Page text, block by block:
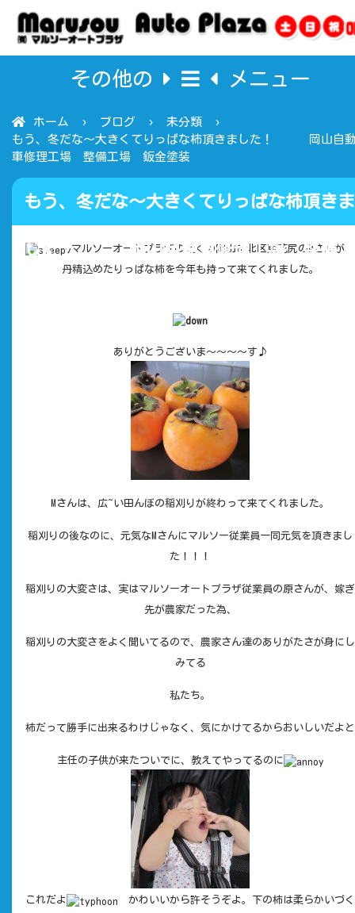
その他の メニュー
ホーム ブログ
未分類
もう、冬だな～大きくてりっぱな柿頂きました！ 岡山自
車修理工場 整備工場 鈑金塗装
もう、冬だな～大きくてりっぱな柿頂きま
した！ 岡山自動車修理工場 整備工
マルソーオートプラザの近くの岡山市北区東花尻のMさんが、
丹精込めたりっぱな柿を今年も持って来てくれました。
ありがとうございま～～～～す♪
Mさんは、広~い田んぼの稲刈りが終わって来てくれました。
稲刈りの後なのに、元気なMさんにマルソー従業員一同元気を頂きまし
た！！！
稲刈りの大変さは、実はマルソーオートプラザ従業員の原さんが、嫁ぎ
先が農家だった為、
稲刈りの大変さをよく聞いてるので、農家さん達のありがたさが身にし
みてる
私たち。
柿だって勝手に出来るわけじゃなく、気にかけてるからおいしいだよと
主任の子供が来たついでに、教えてやってるのに
これだよ
かわいいから許そうぞよ。下の柿は柔らかいづく